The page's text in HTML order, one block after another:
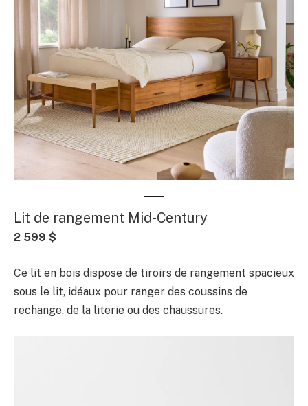
Lit de rangement Mid-Century
2 599 $
Ce lit en bois dispose de tiroirs de rangement spacieux
sous le lit, idéaux pour ranger des coussins de
rechange, de la literie ou des chaussures.